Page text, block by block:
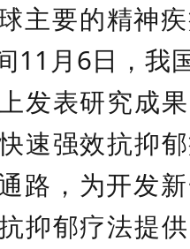
主要的精神
11月6日，我
发表研究成
速强效抗抑
，为开发
抑郁疗法提